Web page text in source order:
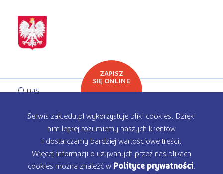
O nas
Oferta edukacyjna
Rekrutacja
Kontakt
ZAPISZ
SIĘ ONLINE
Serwis zak.edu.pl wykorzystuje pliki cookies. Dzięki
nim lepiej rozumiemy naszych klientów
i dostarczamy bardziej wartościowe treści.
Więcej informacji o używanych przez nas plikach
cookies można znaleźć w Polityce prywatności